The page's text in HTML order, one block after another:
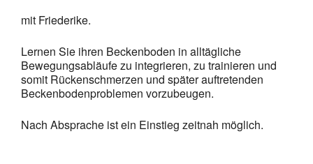
mit Friederike.
Lernen Sie ihren Beckenboden in alltägliche
Bewegungsabläufe zu integrieren, zu trainieren und
somit Rückenschmerzen und später auftretenden
Beckenbodenproblemen vorzubeugen.
Nach Absprache ist ein Einstieg zeitnah möglich.